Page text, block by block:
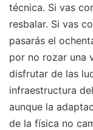
técnica. Si vas
resbalar. Si vas
pasarás el
por no rozar una
disfrutar de las
infraestructura
aunque la
de la física no